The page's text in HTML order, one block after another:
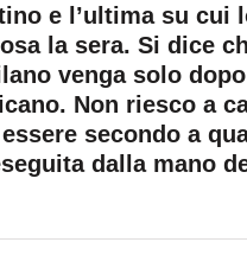
e l’ultima su cui
la sera. Si dice
venga solo
Non riesco a
secondo a
dalla mano